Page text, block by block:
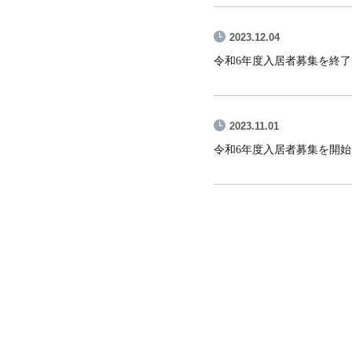
2023.12.04
令和6年度入居者募集を終了
2023.11.01
令和6年度入居者募集を開始